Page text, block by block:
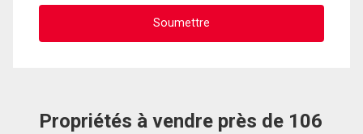
Propriétés à vendre près de 106